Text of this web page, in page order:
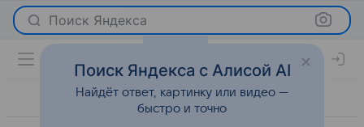
Поиск Яндекса
Поиск Яндекса с Алисой AI
Найдёт ответ, картинку или видео —
быстро и точно